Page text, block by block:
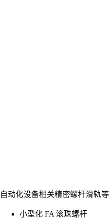
自动化设备相关精密螺杆滑轨
小型化 FA 滚珠螺杆